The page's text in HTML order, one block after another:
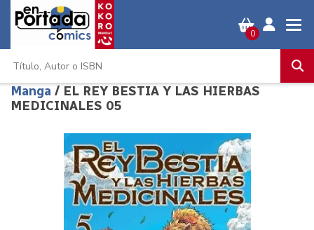
0
Manga / EL REY BESTIA Y LAS HIERBAS
MEDICINALES 05